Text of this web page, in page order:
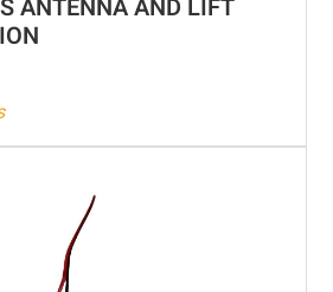
ANTENNA AND LIFT